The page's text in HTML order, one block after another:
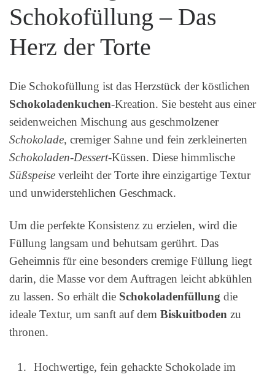
Schokofüllung – Das
Herz der Torte
Die Schokofüllung ist das Herzstück der köstlichen
Schokoladenkuchen-Kreation. Sie besteht aus einer
seidenweichen Mischung aus geschmolzener
Schokolade, cremiger Sahne und fein zerkleinerten
Schokoladen-Dessert-Küssen. Diese himmlische
Süßspeise verleiht der Torte ihre einzigartige Textur
und unwiderstehlichen Geschmack.
Um die perfekte Konsistenz zu erzielen, wird die
Füllung langsam und behutsam gerührt. Das
Geheimnis für eine besonders cremige Füllung liegt
darin, die Masse vor dem Auftragen leicht abkühlen
zu lassen. So erhält die Schokoladenfüllung die
ideale Textur, um sanft auf dem Biskuitboden zu
thronen.
Hochwertige, fein gehackte Schokolade im